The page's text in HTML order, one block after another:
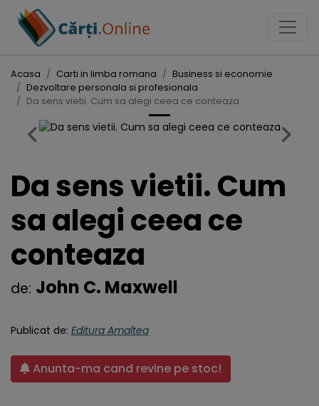
Acasa Carti in limba romana
Business si economie
Dezvoltare personala si profesionala
Da sens vietii. Cum sa alegi ceea ce conteaza
Previous Next
Da sens vietii. Cum
sa alegi ceea ce
conteaza
de: John C. Maxwell
Publicat de: Editura Amaltea
Anunta-ma cand revine pe stoc!